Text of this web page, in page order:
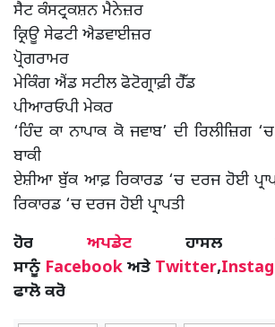
ਸੈਟ ਕੰਸਟ੍ਰਕਸ਼ਨ ਮੈਨੇਜ਼ਰ
ਕ੍ਰਿਊ ਸੇਫਟੀ ਐਡਵਾਈਜ਼ਰ
ਪ੍ਰੋਗਰਾਮਰ
ਮੇਕਿੰਗ ਐਂਡ ਸਟੀਲ ਫੋਟੋਗ੍ਰਾਫ਼ੀ ਹੈੱਡ
ਪੀਆਰਓਪੀ ਮੇਕਰ
‘ਹਿੰਦ ਕਾ ਨਾਪਾਕ ਕੋ ਜਵਾਬ’ ਦੀ ਰਿਲੀਜ਼ਿਗ
ਬਾਕੀ
ਏਸ਼ੀਆ ਬੁੱਕ ਆਫ਼ ਰਿਕਾਰਡ ‘ਚ ਦਰਜ ਹੋਈ
ਰਿਕਾਰਡ ‘ਚ ਦਰਜ ਹੋਈ ਪ੍ਰਾਪਤੀ
ਹੋਰ ਅਪਡੇਟਹਾਸਲ
ਸਾਨੂੰ Facebook ਅਤੇ Twitter,
ਫਾਲੋ ਕਰੋ